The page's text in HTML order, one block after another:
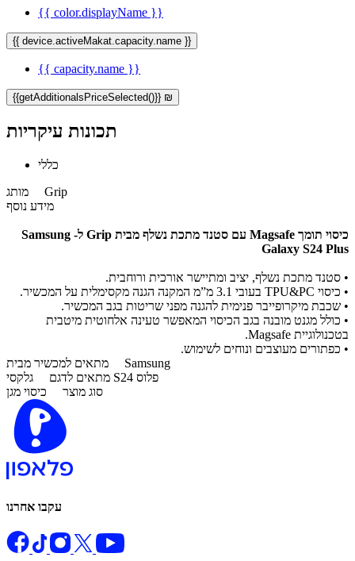
{{ color.displayName }}
{{ device.activeMakat.capacity.name }}
{{ capacity.name }}
{{getAdditionalsPriceSelected()}} ₪
תכונות עיקריות
כללי
מותג Grip
מידע נוסף
כיסוי תומך Magsafe עם סטנד מתכת נשלף
מבית Grip ל- Samsung
Galaxy S24 Plus
• סטנד מתכת נשלף, יציב ומתיישר אורכית ורוחבית.
• כיסוי TPU&PC בעובי 3.1 מ”מ המקנה הגנה מקסימלית על המכשיר.
• שכבת מיקרופייבר פנימית להגנה מפני שריטות בגב המכשיר.
• כולל מגנט מובנה בגב הכיסוי המאפשר טעינה אלחוטית מיטבית
בטכנולוגיית Magsafe.
• כפתורים מעוצבים ונוחים לשימוש.
מתאים למכשיר מבית Samsung
מתאים לדגם
גלקסי S24 פלוס
סוג מוצר כיסוי מגן
עקבו אחרנו